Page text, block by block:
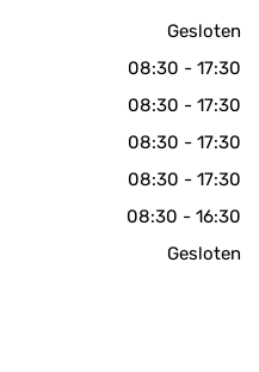
Gesloten
08:30 - 17:30
08:30 - 17:30
08:30 - 17:30
08:30 - 17:30
08:30 - 16:30
Gesloten